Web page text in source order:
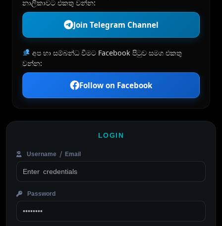
නාලිකාවට එකතු වන්න:
Join Telegram Channel
අප හා සම්බන්ධ වීමට Facebook පිටුව සමග එකතු
වන්න:
Follow on Facebook
LOGIN
Username / Email
Password